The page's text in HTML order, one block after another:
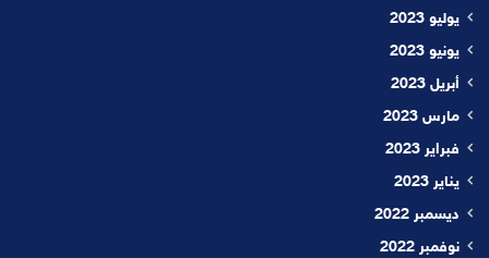
يوليو 2023
يونيو 2023
أبريل 2023
مارس 2023
فبراير 2023
يناير 2023
ديسمبر 2022
نوفمبر 2022